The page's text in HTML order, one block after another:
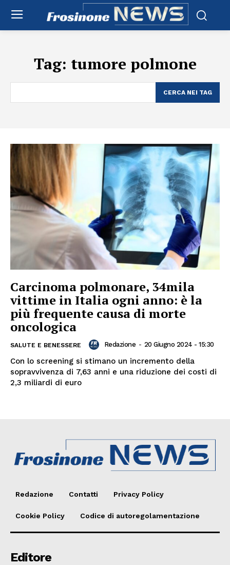
Tag: tumore polmone
CERCA NEI TAG
Carcinoma polmonare, 34mila
vittime in Italia ogni anno: è la
più frequente causa di morte
oncologica
SALUTE E BENESSERE Redazione - 20 Giugno 2024 - 15:30
Con lo screening si stimano un incremento della
sopravvivenza di 7,63 anni e una riduzione dei costi di
2,3 miliardi di euro
Redazione Contatti Privacy Policy
Cookie Policy Codice di autoregolamentazione
Editore